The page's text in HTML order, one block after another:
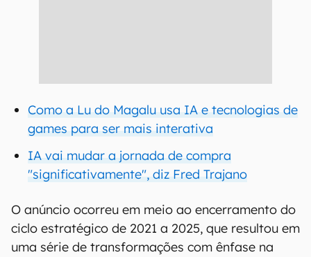
Como a Lu do Magalu usa IA e tecnologias de
games para ser mais interativa
IA vai mudar a jornada de compra
"significativamente", diz Fred Trajano
O anúncio ocorreu em meio ao encerramento do
ciclo estratégico de 2021 a 2025, que resultou em
uma série de transformações com ênfase na